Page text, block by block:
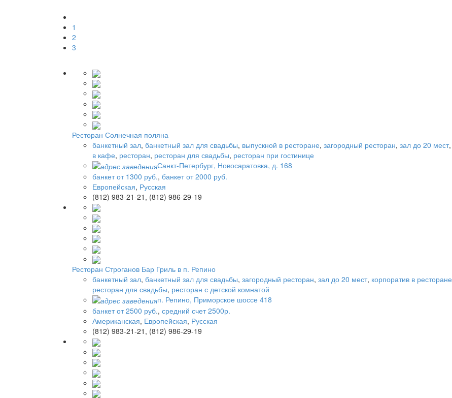
1
2
3
Ресторан Солнечная поляна
банкетный зал, банкетный зал для свадьбы, выпускной в ресторане, загородный ресторан, зал до 20 мест,
в кафе, ресторан, ресторан для свадьбы, ресторан при гостинице
Санкт-Петербург, Новосаратовка, д. 168
банкет от 1300 руб., банкет от 2000 руб.
Европейская, Русская
(812) 983-21-21, (812) 986-29-19
Ресторан Строганов Бар Гриль в п. Репино
банкетный зал, банкетный зал для свадьбы, загородный ресторан, зал до 20 мест, корпоратив в ресторане
ресторан для свадьбы, ресторан с детской комнатой
п. Репино, Приморское шоссе 418
банкет от 2500 руб., средний счет 2500р.
Американская, Европейская, Русская
(812) 983-21-21, (812) 986-29-19